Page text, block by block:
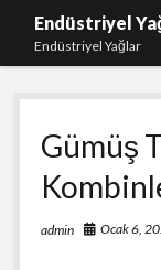
Endüstriyel
Endüstriyel Yağlar
Igtv Yorum
Instagram Gizli
Linkedin Beğeni
Liste
Gümüş
admin Ocak 6,